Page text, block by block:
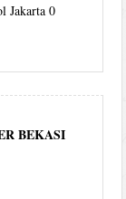
Jakarta 0
BEKASI